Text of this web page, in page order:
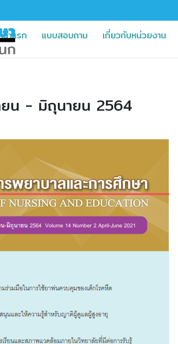
น้าแรก (current)
แบบสอบถาม (current)
เกี่ยวกับหน่วยงาน
น - มิถุนายน 2564